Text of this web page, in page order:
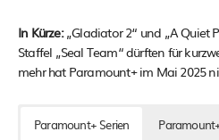
In Kürze:„Gladiator 2“ und „A Quiet
Staffel „Seal Team“ dürften für
mehr hat Paramount+ im Mai 2025
Paramount+ Serien